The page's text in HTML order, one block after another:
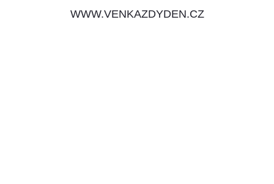
WWW.VENKAZDYDEN.CZ